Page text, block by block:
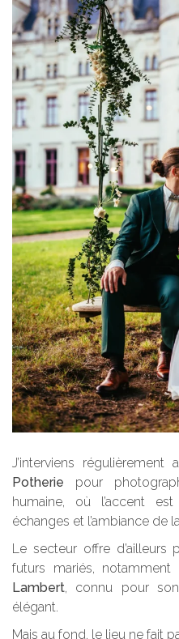
J’interviens régulièrement
Potherie pour
humaine, où l’accent
échanges et l’ambiance de
Le secteur offre d’ailleurs
futurs mariés, notamment
Lambert, connu pour
élégant.
Mais au fond, le lieu ne fait